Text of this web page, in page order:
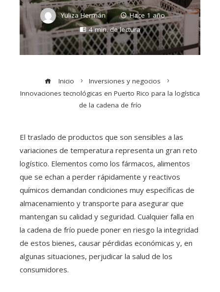
Yuliza Hermán
Hace 1 año
4 min. de lectura
Inicio
Inversiones y negocios
Innovaciones tecnológicas en Puerto Rico para la logística
de la cadena de frío
El traslado de productos que son sensibles a las
variaciones de temperatura representa un gran reto
logístico. Elementos como los fármacos, alimentos
que se echan a perder rápidamente y reactivos
químicos demandan condiciones muy específicas de
almacenamiento y transporte para asegurar que
mantengan su calidad y seguridad. Cualquier falla en
la cadena de frío puede poner en riesgo la integridad
de estos bienes, causar pérdidas económicas y, en
algunas situaciones, perjudicar la salud de los
consumidores.